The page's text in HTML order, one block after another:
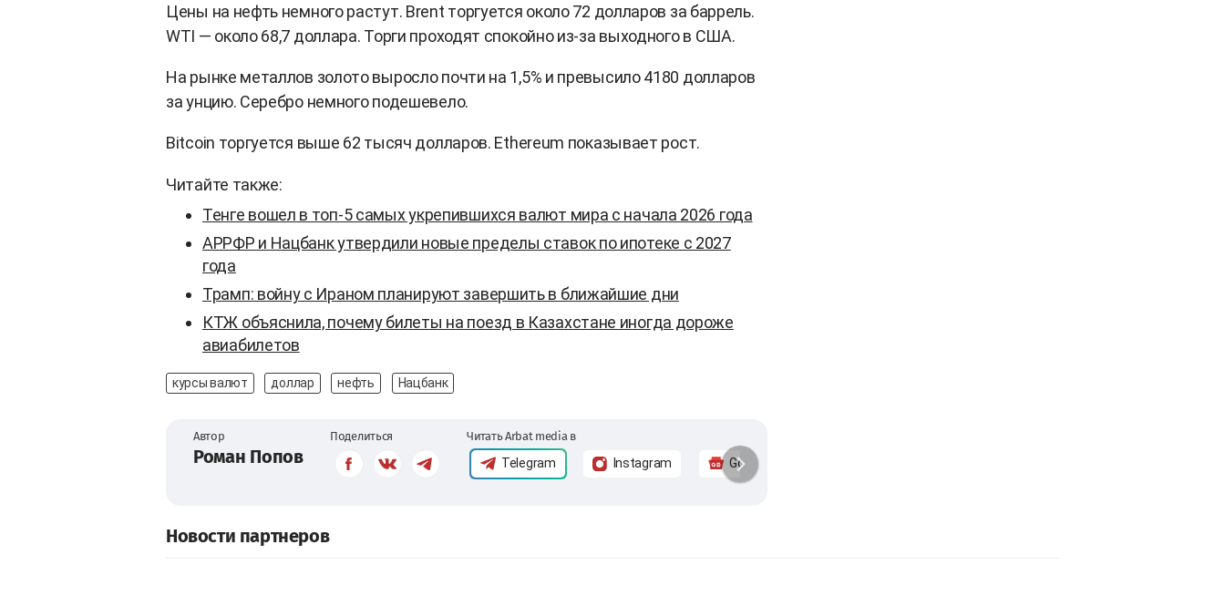
Цены на нефть немного растут. Brent торгуется около 72 долларов за баррель.
WTI — около 68,7 доллара. Торги проходят спокойно из-за выходного в США.
На рынке металлов золото выросло почти на 1,5% и превысило 4180 долларов
за унцию. Серебро немного подешевело.
Bitcoin торгуется выше 62 тысяч долларов. Ethereum показывает рост.
Читайте также:
Тенге вошел в топ-5 самых укрепившихся валют мира с начала 2026 года
АРРФР и Нацбанк утвердили новые пределы ставок по ипотеке с 2027
года
Трамп: войну с Ираном планируют завершить в ближайшие дни
КТЖ объяснила, почему билеты на поезд в Казахстане иногда дороже
авиабилетов
курсы валют доллар нефть Нацбанк
Автор
Роман Попов
Поделиться Читать Arbat media в
Telegram Instagram Google News
Новости партнеров